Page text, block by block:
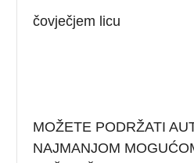
čovječjem licu
MOŽETE PODRŽATI
NAJMANJOM